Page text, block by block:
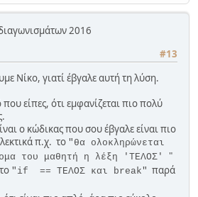
(f"{name}: ΔΕΝ ΠΡΟΚΡΙΝΕΤΑΙ.
= best1_score
= best_throw
= name
> best2_score:
= best_throw
= name
2016
#13
Νίκο, γιατί έβγαλε αυτή τη λύση.
είπες, ότι εμφανίζεται πιο πολύ
ο κώδικας που σου έβγαλε είναι πιο
π.χ. το "θα ολοκληρώνεται
του μαθητή η λέξη 'ΤΕΛΟΣ' "
"if == ΤΕΛΟΣ και break" παρά